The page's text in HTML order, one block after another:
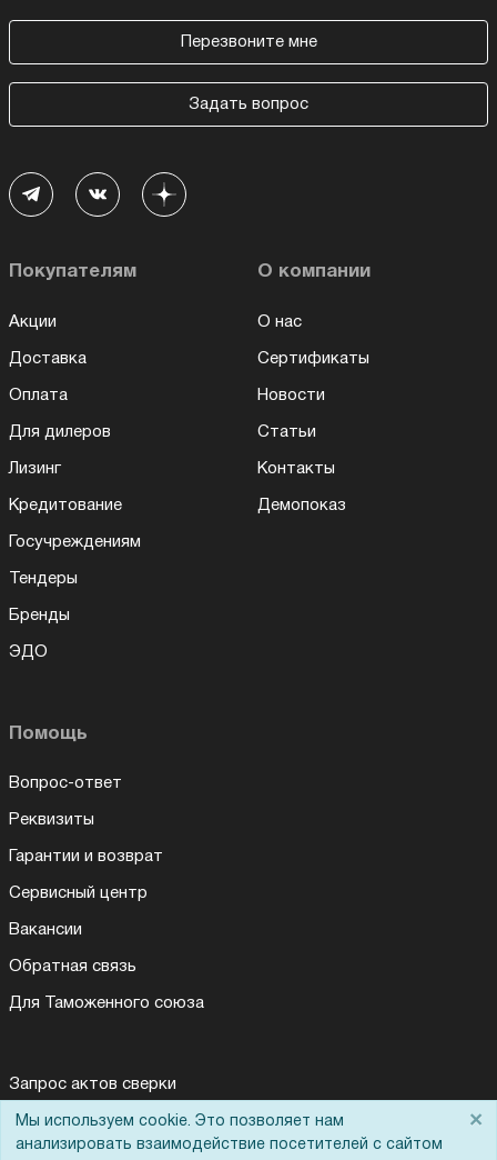
Перезвоните мне
Задать вопрос
Покупателям
Акции
Доставка
Оплата
Для дилеров
Лизинг
Кредитование
Госучреждениям
Тендеры
Бренды
ЭДО
О компании
О нас
Сертификаты
Новости
Статьи
Контакты
Демопоказ
Помощь
Вопрос-ответ
Реквизиты
Гарантии и возврат
Сервисный центр
Вакансии
Обратная связь
Для Таможенного союза
Запрос актов сверки
Мы используем cookie. Это позволяет нам
анализировать взаимодействие посетителей с сайтом
×